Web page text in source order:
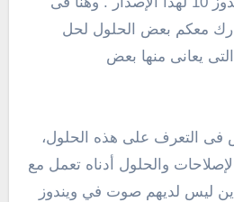
معكم بعض الحلول لحل
يعانى منها بعض
فى التعرف على هذه الحلول،
والحلول أدناه تعمل مع
ليس لديهم صوت في ويندوز